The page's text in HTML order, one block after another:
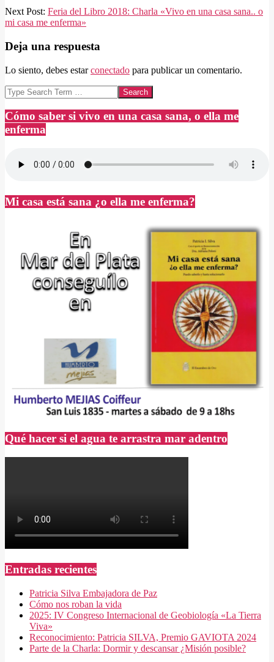
2017-
08-
Next Post: Feria del Libro 2018: Charla «Vivo en una casa sana.. o
mi casa me enferma»
Deja una respuesta
Lo siento, debes estarconectado para publicar un comentario.
Search
Cómo saber si vivo en una casa sana, o ella me
enferma
Mi casa está sana ¿o ella me enferma?
Qué hacer si el agua te arrastra mar adentro
Entradas recientes
Patricia Silva Embajadora de Paz
Cómo nos roban la vida
2025: IV Congreso Internacional de Geobiología «La Tierra
Viva»
Reconocimiento: Patricia SILVA, Premio GAVIOTA 2024
Parte de la Charla: Dormir y descansar ¿Misión posible?